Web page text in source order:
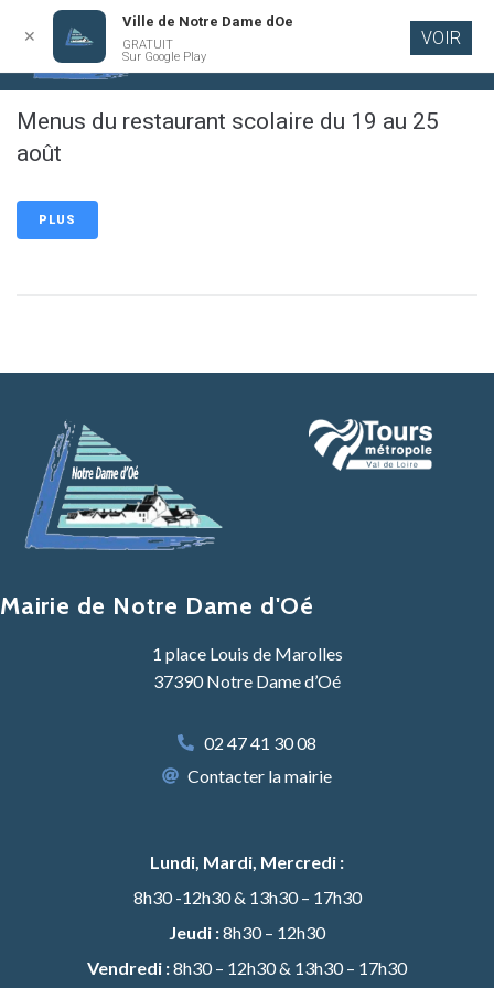
contenu
Menus du restaurant scolaire du 19 au 25
août
PLUS
Mairie de Notre Dame d'Oé
1 place Louis de Marolles
37390 Notre Dame d’Oé
02 47 41 30 08
Contacter la mairie
Lundi, Mardi, Mercredi :
8h30 -12h30 & 13h30 – 17h30
Jeudi :8h30 – 12h30
Vendredi :8h30 – 12h30 & 13h30 – 17h30
✕
Ville de Notre Dame dOe
GRATUIT
Sur Google Play
VOIR